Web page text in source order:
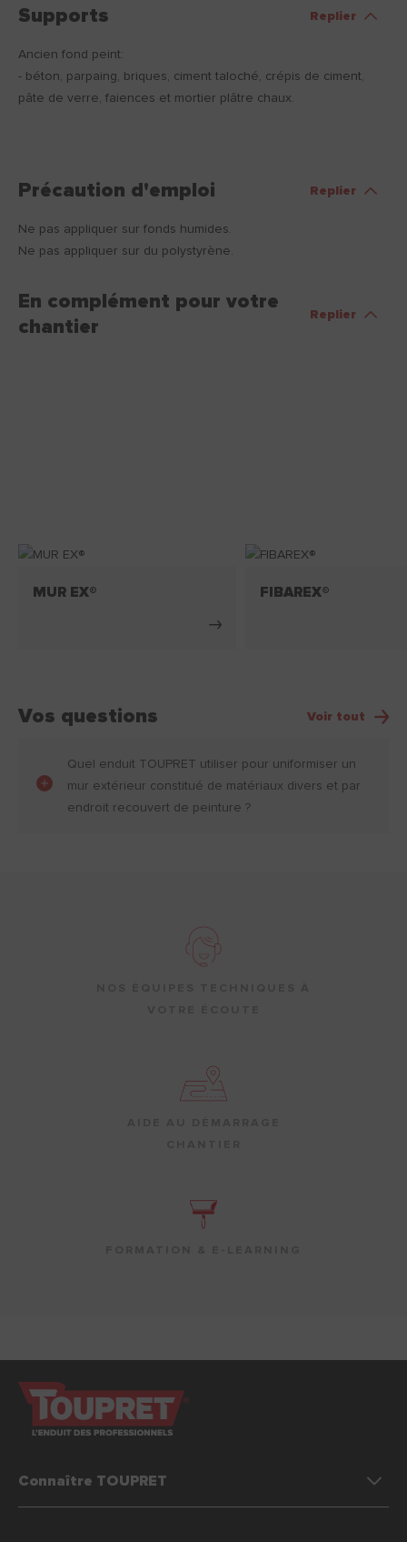
Supports Replier
Ancien fond peint:
- béton, parpaing, briques, ciment taloché, crépis de ciment,
pâte de verre, faiences et mortier plâtre chaux.
Précaution d'emploi Replier
Ne pas appliquer sur fonds humides.
Ne pas appliquer sur du polystyrène.
En complément pour votre
chantier
Replier
MUR EX® FIBAREX®
Vos questions Voir tout
Quel enduit TOUPRET utiliser pour uniformiser un
mur extérieur constitué de matériaux divers et par
endroit recouvert de peinture ?
Connaître TOUPRET